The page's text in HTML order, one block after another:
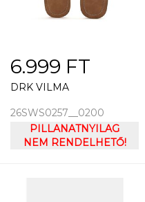
6.999 FT
DRK VILMA
26SWS0257__0200
PILLANATNYILAG
NEM RENDELHETŐ!